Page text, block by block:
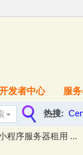
发者中心 服
搜
热搜:
程序服务器租用 ...